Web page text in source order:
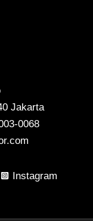
Jakarta
0068
Instagram